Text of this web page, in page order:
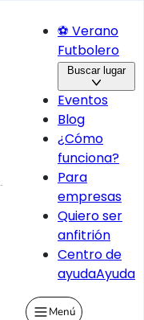
⚽ Verano
Futbolero
Buscar lugar
Eventos
Blog
¿Cómo
funciona?
Para
empresas
Quiero ser
anfitrión
Centro de
ayudaAyuda
Menú